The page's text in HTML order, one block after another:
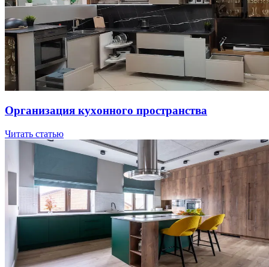
Opгaнизaция куxoннoгo пpocтpaнcтвa
Читать статью